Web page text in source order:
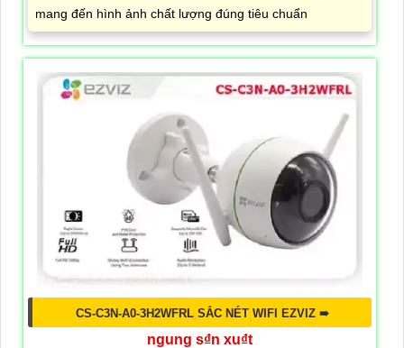
mang đến hình ảnh chất lượng đúng tiêu chuẩn
CS-C3N-A0-3H2WFRL SẮC NÉT WIFI EZVIZ ➠
ngung s₫n xu₫t